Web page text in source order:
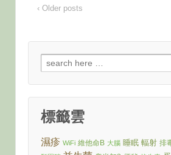
‹ Older posts
Search
for:
標籤雲
濕疹 WiFi 維他命B 大腦 睡眠 輻射 排